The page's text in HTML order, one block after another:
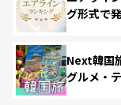
グ形式で
Next韓国
グルメ・